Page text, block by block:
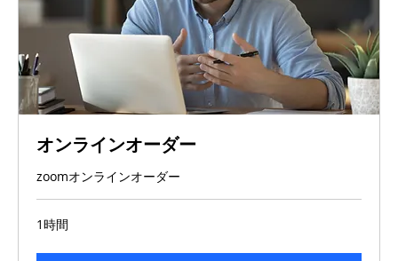
オンラインオーダー
zoomオンラインオーダー
1時間